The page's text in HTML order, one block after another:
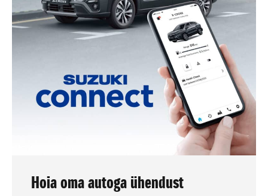
Hoia oma autoga ühendust